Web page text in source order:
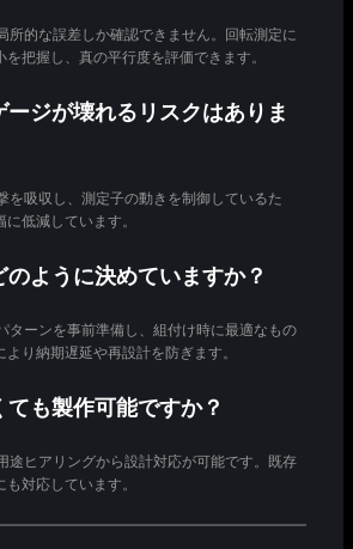
所的な誤差しか確認できません。回転測定に
を把握し、真の平行度を評価できます。
ージが壊れるリスクはありま
を吸収し、測定子の動きを制御しているた
低減しています。
のように決めていますか？
ターンを事前準備し、組付け時に最適なもの
り納期遅延や再設計を防ぎます。
ても製作可能ですか？
途ヒアリングから設計対応が可能です。既存
対応しています。